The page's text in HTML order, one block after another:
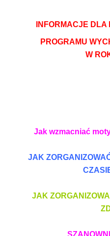
INFORMACJE
PROGRAMU
W
Jak wzmacniać
JAK
JAK